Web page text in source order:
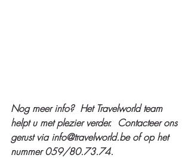
Nog meer info?  Het Travelworld team
helpt u met plezier verder.  Contacteer ons
gerust via info@travelworld.be of op het
nummer 059/80.73.74.